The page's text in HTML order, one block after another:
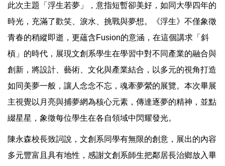
此次主題「浮生若夢」，意指短暫卻美好，如同大學四年的
時光，充滿了歡笑、淚水、挑戰與夢想。《浮生》不僅象徵
青春的稍縱即逝，更蘊含Fusion的意涵，在這個講求「斜
槓」的時代，展現文創系學生在學習中對不同產業的融合與
創新，將設計、藝術、文化與產業結合，以多元的視角打造
如同美夢一般，讓人念念不忘，魂牽夢縈的展覽。本次畢展
主視覺以月亮與捕夢網為核心元素，傳達逐夢的精神，並點
綴星星，象徵每位學生在各自領域中閃耀發光。
陳永森校長致詞說，文創系同學有無限的創意，展出的內容
多元豐富且具有地性，感謝文創系師生把鄰居長治鄉放入畢